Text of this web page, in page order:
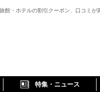
館・ホテルの割引クーポン、口コミが
特集・ニュース